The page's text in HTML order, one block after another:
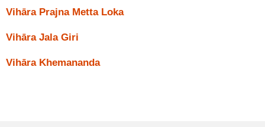
Vihāra Prajna Metta Loka
Vihāra Jala Giri
Vihāra Khemananda